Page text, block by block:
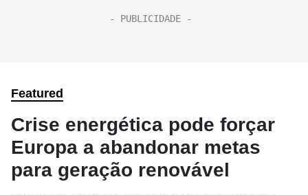
Featured
Crise energética pode forçar
Europa a abandonar metas
para geração renovável